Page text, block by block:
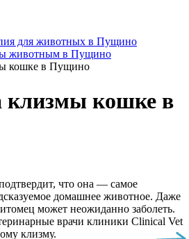
для животных в Пущино
животным в Пущино
кошке в Пущино
клизмы кошке в
что она — самое
домашнее животное. Даже
может неожиданно заболеть.
врачи клиники Clinical Vet
клизму.